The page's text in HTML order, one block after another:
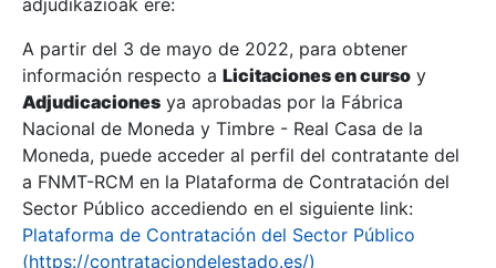
Erakutsi/Ezkutatu
Erakutsi/Ezkutatu
Erakutsi/Ezkutatu
adjudikazioak ere:
A partir del 3 de mayo de 2022, para obtener
información respecto a Licitaciones en curso y
Adjudicaciones ya aprobadas por la Fábrica
Nacional de Moneda y Timbre - Real Casa de la
Moneda, puede acceder al perfil del contratante del
a FNMT-RCM en la Plataforma de Contratación del
Sector Público accediendo en el siguiente link:
Plataforma de Contratación del Sector Público
(https://contrataciondelestado.es/)